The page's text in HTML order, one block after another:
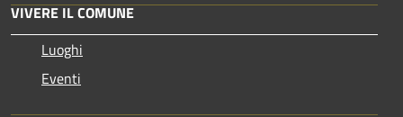
VIVERE IL COMUNE
Luoghi
Eventi